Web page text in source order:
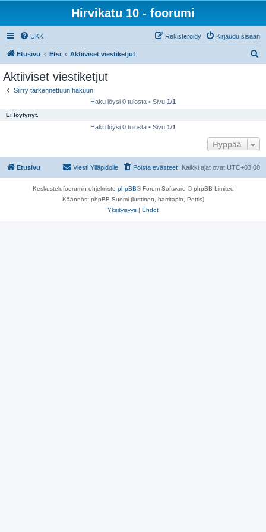
Hirvikatu 10 - foorumi
UKK Kirjaudu sisään
Rekisteröidy
Etusivu Etsi Aktiiviset viestiketjut
Aktiiviset viestiketjut
Siirry tarkennettuun hakuun
Haku löysi 0 tulosta • Sivu 1/1
Ei löytynyt.
Haku löysi 0 tulosta • Sivu 1/1
Hyppää
Etusivu Kaikki ajat ovat UTC+03:00
Poista evästeet
Viesti Ylläpidolle
Keskustelufoorumin ohjelmisto phpBB® Forum Software © phpBB Limited
Käännös: phpBB Suomi (lurttinen, harritapio, Pettis)
Yksityisyys | Ehdot